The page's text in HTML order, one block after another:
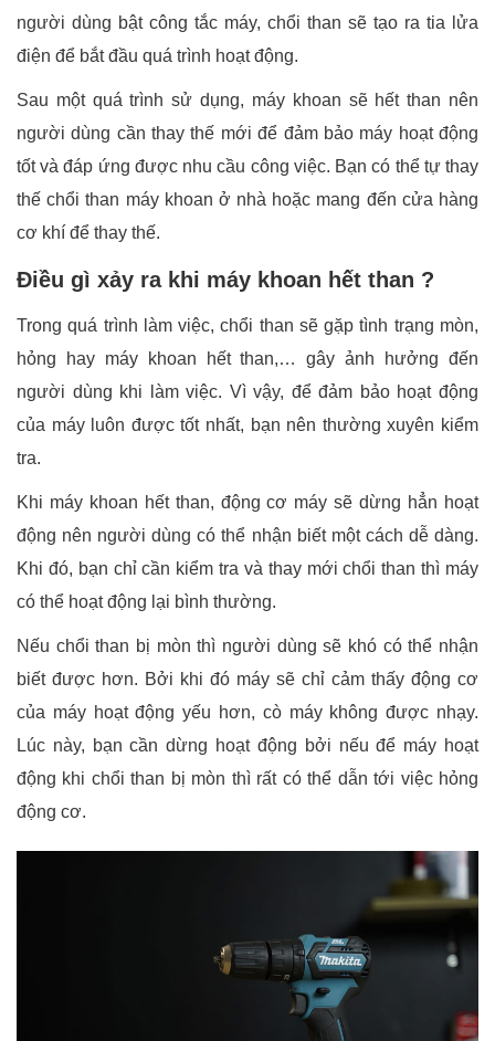
người dùng bật công tắc máy, chổi than sẽ tạo ra tia lửa
điện để bắt đầu quá trình hoạt động.
Sau một quá trình sử dụng, máy khoan sẽ hết than nên
người dùng cần thay thế mới để đảm bảo máy hoạt động
tốt và đáp ứng được nhu cầu công việc. Bạn có thể tự thay
thế chổi than máy khoan ở nhà hoặc mang đến cửa hàng
cơ khí để thay thế.
Điều gì xảy ra khi máy khoan hết than ?
Trong quá trình làm việc, chổi than sẽ gặp tình trạng mòn,
hỏng hay máy khoan hết than,… gây ảnh hưởng đến
người dùng khi làm việc. Vì vậy, để đảm bảo hoạt động
của máy luôn được tốt nhất, bạn nên thường xuyên kiểm
tra.
Khi máy khoan hết than, động cơ máy sẽ dừng hẳn hoạt
động nên người dùng có thể nhận biết một cách dễ dàng.
Khi đó, bạn chỉ cần kiểm tra và thay mới chổi than thì máy
có thể hoạt động lại bình thường.
Nếu chổi than bị mòn thì người dùng sẽ khó có thể nhận
biết được hơn. Bởi khi đó máy sẽ chỉ cảm thấy động cơ
của máy hoạt động yếu hơn, cò máy không được nhạy.
Lúc này, bạn cần dừng hoạt động bởi nếu để máy hoạt
động khi chổi than bị mòn thì rất có thể dẫn tới việc hỏng
động cơ.